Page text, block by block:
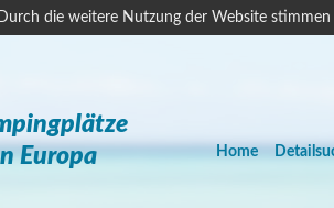
die weitere Nutzung der Website
Europa
Home